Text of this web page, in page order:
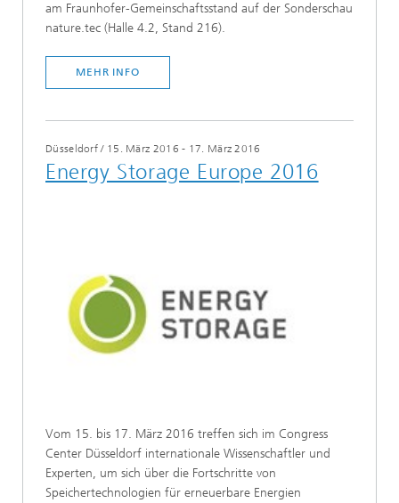
am Fraunhofer-Gemeinschaftsstand auf der Sonderschau
nature.tec (Halle 4.2, Stand 216).
MEHR INFO
Düsseldorf/ 15. März 2016 - 17. März 2016
Energy Storage Europe 2016
Vom 15. bis 17. März 2016 treffen sich im Congress
Center Düsseldorf internationale Wissenschaftler und
Experten, um sich über die Fortschritte von
Speichertechnologien für erneuerbare Energien